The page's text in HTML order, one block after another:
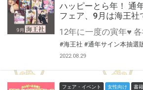
ハッピーとら年！ 通
フェア、9月は海王社
#海王社 #通年サイン本抽選
2022.08.29
フェア・イベント 女性向け 書籍